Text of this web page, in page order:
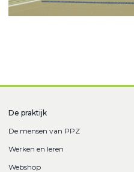
De praktijk
De mensen van PPZ
Werken en leren
Webshop